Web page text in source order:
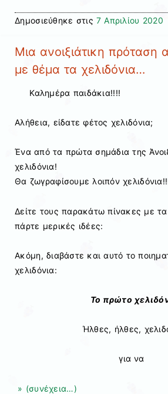
Δημοσιεύθηκε στις 7 Απριλίου 2020
Μια ανοιξιάτικη πρόταση
με θέμα τα χελιδόνια…
Καλημέρα παιδάκια!!!!
Αλήθεια, είδατε φέτος χελιδόνια;
Ένα από τα πρώτα σημάδια της
χελιδόνια!
Θα ζωγραφίσουμε λοιπόν
Δείτε τους παρακάτω πίνακες με τα
πάρτε μερικές ιδέες:
Ακόμη, διαβάστε και αυτό το
χελιδόνια:
Το πρώτο
Ήλθες, ήλθες,
για να
» (συνέχεια…)